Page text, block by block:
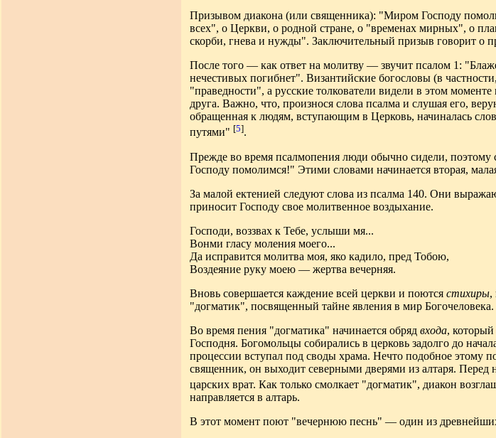
Призывом диакона (или священника): "Миром Господу
всех", о Церкви, о родной стране, о "временах мирных", о
скорби, гнева и нужды". Заключительный призыв говорит о
После того — как ответ на молитву — звучит псалом 1:
нечестивых погибнет". Византийские богословы (в
"праведности", а русские толкователи видели в этом
друга. Важно, что, произнося слова псалма и слушая его,
обращенная к людям, вступающим в Церковь, начиналась
путями" [5].
Прежде во время псалмопения люди обычно сидели, поэтому
Господу помолимся!" Этими словами начинается вторая,
За малой ектенией следуют слова из псалма 140. Они
приносит Господу свое молитвенное воздыхание.
Господи, воззвах к Тебе, услыши мя...
Вонми гласу моления моего...
Да исправится молитва моя, яко кадило, пред Тобою,
Воздеяние руку моею — жертва вечерняя.
Вновь совершается каждение всей церкви и поются стихиры,
"догматик", посвященный тайне явления в мир Богочеловека.
Во время пения "догматика" начинается обряд входа,
Господня. Богомольцы собирались в церковь задолго до
процессии вступал под своды храма. Нечто подобное этому
священник, он выходит северными дверями из алтаря. Перед
царских врат. Как только смолкает "догматик", диакон
направляется в алтарь.
В этот момент поют "вечернюю песнь" — один из